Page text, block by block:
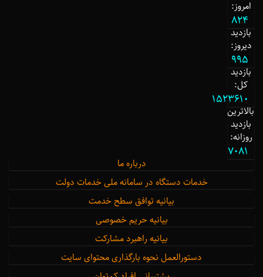
امروز:
824
بازدید
دیروز:
995
بازدید
کل:
1523610
بالاترین
بازدید
روزانه:
7081
درباره ما
خدمات دستگاه در سامانه ملی خدمات دولت
بیانیه توافق سطح خدمت
بیانیه حریم خصوصی
بیانیه راهبرد مشارکت
دستورالعمل نحوه بارگذاری محتوای سایت